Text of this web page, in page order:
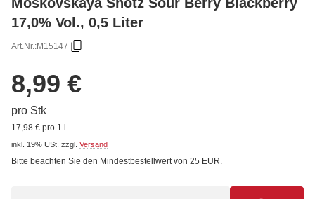
17,0% Vol., 0,5 Liter
Art.Nr.:M15147
8,99 €
pro Stk
17,98 € pro 1 l
inkl. 19% USt. zzgl. Versand
Bitte beachten Sie den Mindestbestellwert von 25 EUR.